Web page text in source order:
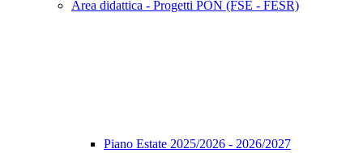
Area didattica - Progetti PON (FSE - FESR)
Piano Estate 2025/2026 - 2026/2027